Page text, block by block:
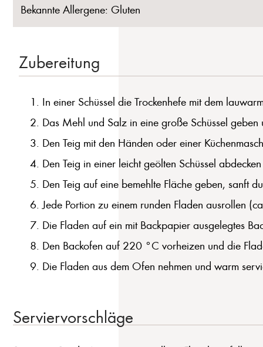
Bekannte Allergene: Gluten
Zubereitung
In einer Schüssel die Trockenhefe mit dem
Das Mehl und Salz in eine große Schüssel
Den Teig mit den Händen oder einer
Den Teig in einer leicht geölten Schüssel
Den Teig auf eine bemehlte Fläche geben, sanft
Jede Portion zu einem runden Fladen ausrollen
Die Fladen auf ein mit Backpapier ausgelegtes
Den Backofen auf 220 °C vorheizen und die
Die Fladen aus dem Ofen nehmen und warm
Serviervorschläge